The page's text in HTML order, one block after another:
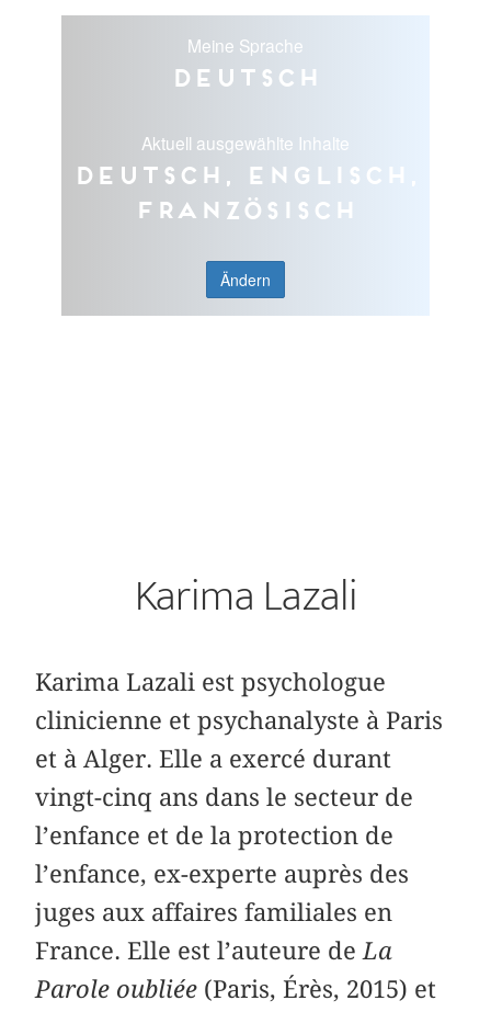
Meine Sprache
Deutsch
Aktuell ausgewählte Inhalte
Deutsch, Englisch,
Französisch
Ändern
Karima Lazali
Karima Lazali est psychologue
clinicienne et psychanalyste à Paris
et à Alger. Elle a exercé durant
vingt-cinq ans dans le secteur de
l’enfance et de la protection de
l’enfance, ex-experte auprès des
juges aux affaires familiales en
France. Elle est l’auteure deLa
Parole oubliée (Paris, Érès, 2015) et